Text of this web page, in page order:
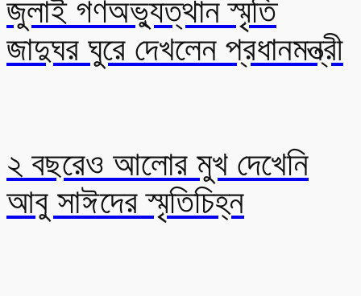
জুলাই গণঅভ্যুত্থান স্মৃতি
জাদুঘর ঘুরে দেখলেন প্রধানমন্ত্রী
২ বছরেও আলোর মুখ দেখেনি
আবু সাঈদের স্মৃতিচিহ্ন